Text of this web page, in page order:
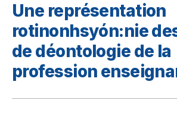
Une représentation
rotinonhsyón:nie
de déontologie de la
profession